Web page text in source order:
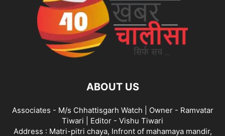
ABOUT US
Associates - M/s Chhattisgarh Watch | Owner - Ramvatar
Tiwari | Editor - Vishu Tiwari
Address : Matri-pitri chaya, Infront of mahamaya mandir,